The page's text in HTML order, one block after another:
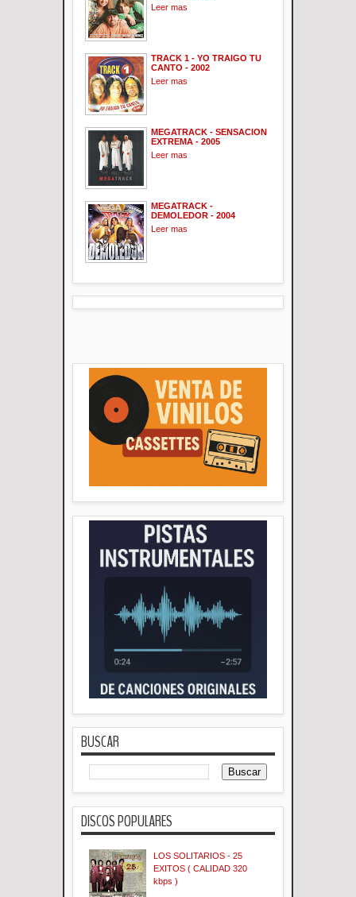
Leer mas
TRACK 1 - YO TRAIGO TU
CANTO - 2002
Leer mas
MEGATRACK - SENSACION
EXTREMA - 2005
Leer mas
MEGATRACK -
DEMOLEDOR - 2004
Leer mas
BUSCAR
DISCOS POPULARES
LOS SOLITARIOS - 25
EXITOS ( CALIDAD 320
kbps )